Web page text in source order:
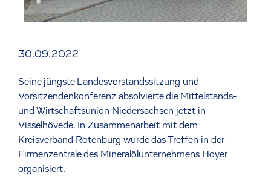
30.09.2022
Seine jüngste Landesvorstandssitzung und
Vorsitzendenkonferenz absolvierte die Mittelstands-
und Wirtschaftsunion Niedersachsen jetzt in
Visselhövede. In Zusammenarbeit mit dem
Kreisverband Rotenburg wurde das Treffen in der
Firmenzentrale des Mineralölunternehmens Hoyer
organisiert.